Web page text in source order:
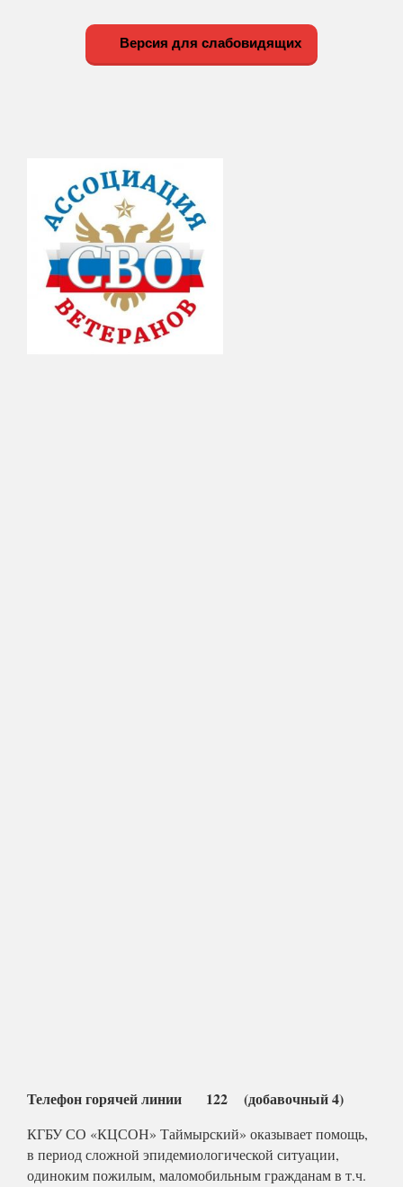
Версия для слабовидящих
Телефон горячей линии 122 (добавочный 4)
КГБУ СО «КЦСОН» Таймырский» оказывает помощь,
в период сложной эпидемиологической ситуации,
одиноким пожилым, маломобильным гражданам в т.ч.